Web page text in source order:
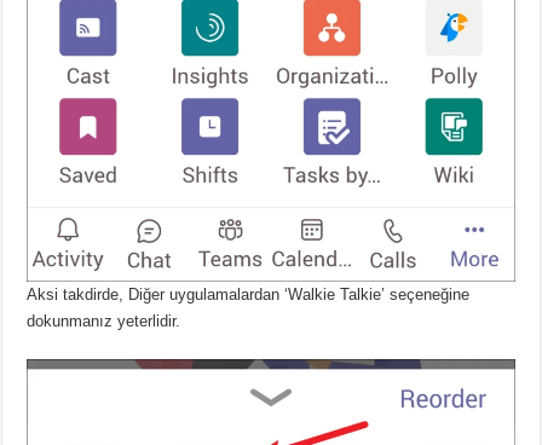
Aksi takdirde, Diğer uygulamalardan ‘Walkie Talkie’ seçeneğine
dokunmanız yeterlidir.